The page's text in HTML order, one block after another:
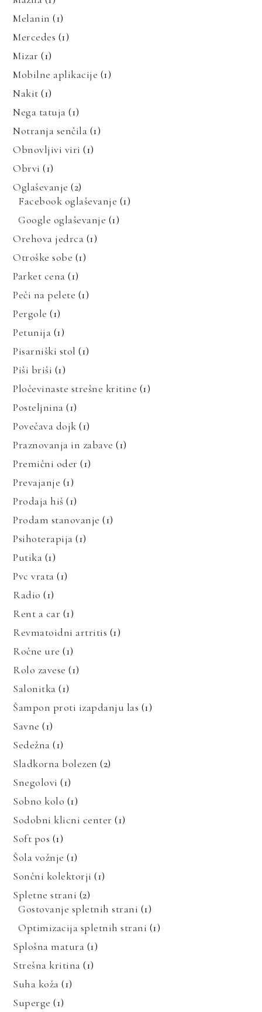
Melanin (1)
Mercedes (1)
Mizar (1)
Mobilne aplikacije (1)
Nakit (1)
Nega tatuja (1)
Notranja senčila (1)
Obnovljivi viri (1)
Obrvi (1)
Oglaševanje (2)
Facebook oglaševanje (1)
Google oglaševanje (1)
Orehova jedrca (1)
Otroške sobe (1)
Parket cena (1)
Peči na pelete (1)
Pergole (1)
Petunija (1)
Pisarniški stol (1)
Piši briši (1)
Pločevinaste strešne kritine (1)
Posteljnina (1)
Povečava dojk (1)
Praznovanja in zabave (1)
Premični oder (1)
Prevajanje (1)
Prodaja hiš (1)
Prodam stanovanje (1)
Psihoterapija (1)
Putika (1)
Pvc vrata (1)
Radio (1)
Rent a car (1)
Revmatoidni artritis (1)
Ročne ure (1)
Rolo zavese (1)
Salonitka (1)
Šampon proti izapdanju las (1)
Savne (1)
Sedežna (1)
Sladkorna bolezen (2)
Snegolovi (1)
Sobno kolo (1)
Sodobni klicni center (1)
Soft pos (1)
Šola vožnje (1)
Sončni kolektorji (1)
Spletne strani (2)
Gostovanje spletnih strani (1)
Optimizacija spletnih strani (1)
Splošna matura (1)
Strešna kritina (1)
Suha koža (1)
Superge (1)